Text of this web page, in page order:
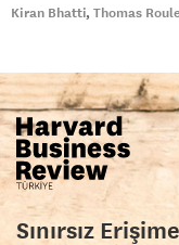
Kiran Bhatti Thomas
Sınırsız